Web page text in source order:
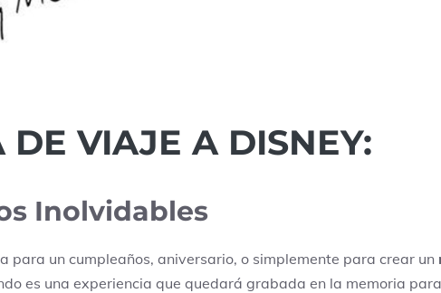
VIAJE A DISNEY:
Inolvidables
para un cumpleaños, aniversario, o simplemente para crear un
es una experiencia que quedará grabada en la memoria